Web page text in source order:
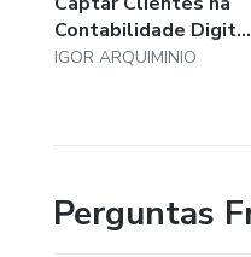
Contabilidade Digit...
IGOR ARQUIMINIO
Perguntas